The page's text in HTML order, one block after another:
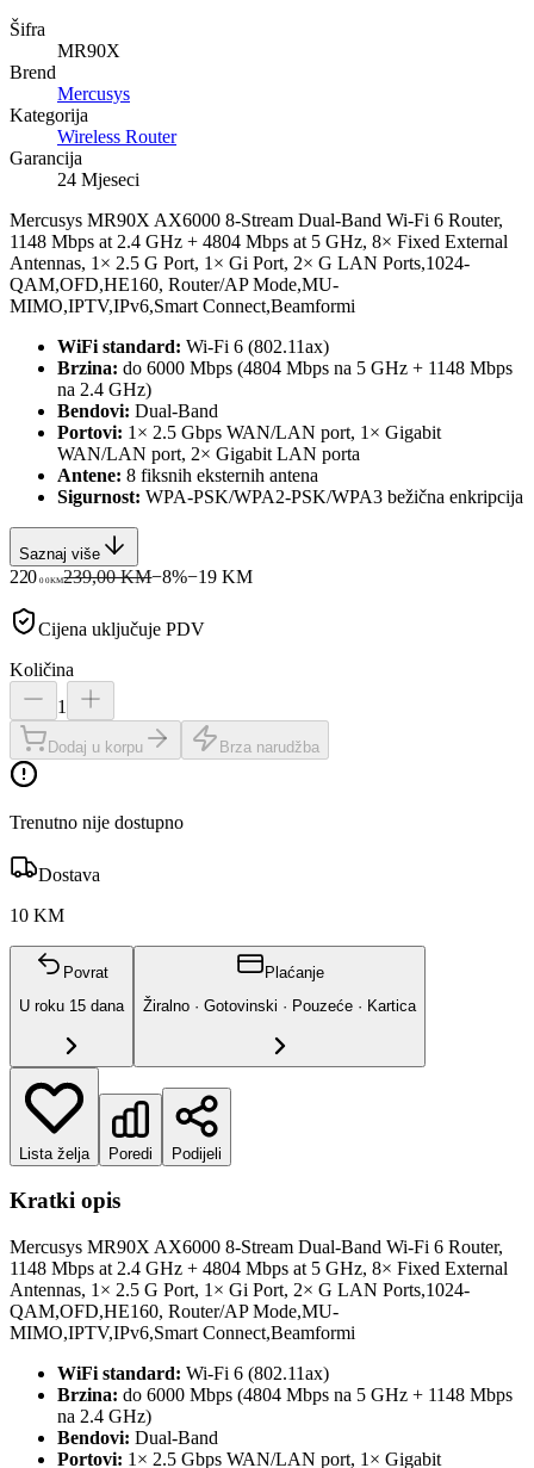
Šifra
MR90X
Brend
Mercusys
Kategorija
Wireless Router
Garancija
24 Mjeseci
Mercusys MR90X AX6000 8-Stream Dual-Band Wi-Fi 6 Router,
1148 Mbps at 2.4 GHz + 4804 Mbps at 5 GHz, 8× Fixed External
Antennas, 1× 2.5 G Port, 1× Gi Port, 2× G LAN Ports,1024-
QAM,OFD,HE160, Router/AP Mode,MU-
MIMO,IPTV,IPv6,Smart Connect,Beamformi
WiFi standard: Wi-Fi 6 (802.11ax)
Brzina: do 6000 Mbps (4804 Mbps na 5 GHz + 1148 Mbps
na 2.4 GHz)
Bendovi: Dual-Band
Portovi: 1× 2.5 Gbps WAN/LAN port, 1× Gigabit
WAN/LAN port, 2× Gigabit LAN porta
Antene: 8 fiksnih eksternih antena
Sigurnost: WPA-PSK/WPA2-PSK/WPA3 bežična enkripcija
Saznaj više
220 00KM239,00 KM−8%−19 KM
Cijena uključuje PDV
Količina
1
Dodaj u korpu Brza narudžba
Trenutno nije dostupno
Dostava
10 KM
Povrat
U roku 15 dana
Plaćanje
Žiralno · Gotovinski · Pouzeće · Kartica
Lista želja Poredi Podijeli
Kratki opis
Mercusys MR90X AX6000 8-Stream Dual-Band Wi-Fi 6 Router,
1148 Mbps at 2.4 GHz + 4804 Mbps at 5 GHz, 8× Fixed External
Antennas, 1× 2.5 G Port, 1× Gi Port, 2× G LAN Ports,1024-
QAM,OFD,HE160, Router/AP Mode,MU-
MIMO,IPTV,IPv6,Smart Connect,Beamformi
WiFi standard: Wi-Fi 6 (802.11ax)
Brzina: do 6000 Mbps (4804 Mbps na 5 GHz + 1148 Mbps
na 2.4 GHz)
Bendovi: Dual-Band
Portovi: 1× 2.5 Gbps WAN/LAN port, 1× Gigabit